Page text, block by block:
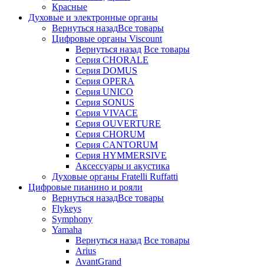
Красные
Духовые и электронные органы
Вернуться назадВсе товары
Цифровые органы Viscount
Вернуться назад Все товары
Серия CHORALE
Серия DOMUS
Серия OPERA
Серия UNICO
Серия SONUS
Серия VIVACE
Серия OUVERTURE
Серия CHORUM
Серия CANTORUM
Серия HYMMERSIVE
Аксессуары и акустика
Духовые органы Fratelli Ruffatti
Цифровые пианино и рояли
Вернуться назадВсе товары
Flykeys
Symphony
Yamaha
Вернуться назад Все товары
Arius
AvantGrand